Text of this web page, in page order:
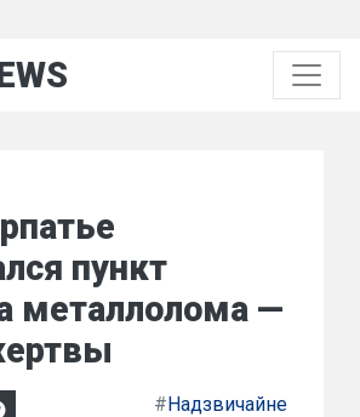
пункт
металлолома —
#Надзвичайне